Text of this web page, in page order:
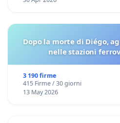
Dopo la morte di Diégo,
nelle stazioni
3 190 firme
415 Firme / 30 giorni
13 May 2026